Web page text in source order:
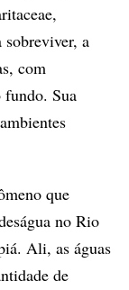
a
com
fundo. Sua
que
no Rio
Ali, as águas
de